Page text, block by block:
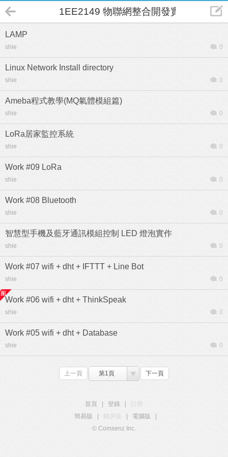
1EE2149 物聯網整合開發實務
LAMP
shie 0
Linux Network Install directory
shie 0
Ameba程式教學(MQ氣體模組篇)
shie 0
LoRa居家監控系統
shie 0
Work #09 LoRa
shie 0
Work #08 Bluetooth
shie 0
智慧型手機及藍牙通訊模組控制 LED 燈泡實作
shie 0
Work #07 wifi + dht + IFTTT + Line Bot
shie 0
Work #06 wifi + dht + ThinkSpeak
shie 0
Work #05 wifi + dht + Database
shie 0
上一頁 第1頁 下一頁
首頁 登錄
簡易版
觸屏版 電腦版
© Comsenz Inc.